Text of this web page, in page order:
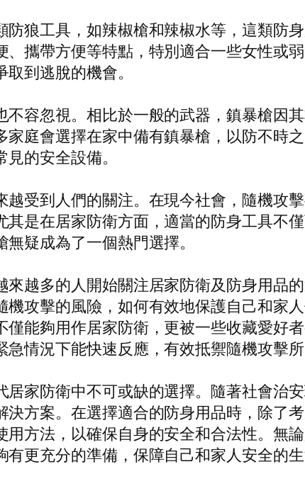
防狼工具，如辣椒槍和辣椒水等，這類防
攜帶方便等特點，特別適合一些女性或
到逃脫的機會。
容忽視。相比於一般的武器，鎮暴槍因
庭會選擇在家中備有鎮暴槍，以防不時
的安全設備。
受到人們的關注。在現今社會，隨機攻
是在居家防衛方面，適當的防身工具不
疑成為了一個熱門選擇。
越多的人開始關注居家防衛及防身用品
機攻擊的風險，如何有效地保護自己和家
能夠用作居家防衛，更被一些收藏愛好
情況下能快速反應，有效抵禦隨機攻擊所
家防衛中不可或缺的選擇。隨著社會治
方案。在選擇適合的防身用品時，除了
方法，以確保自身的安全和合法性。無
更充分的準備，保障自己和家人安全的生